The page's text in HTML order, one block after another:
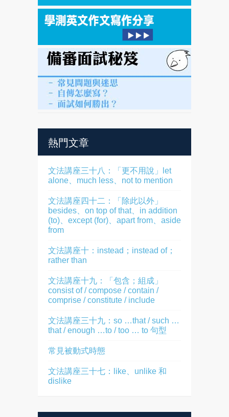
熱門文章
文法講座三十八：「更不用說」let
alone、much less、not to mention
文法講座四十二：「除此以外」
besides、on top of that、in addition
(to)、except (for)、apart from、aside
from
文法講座十：instead；instead of；
rather than
文法講座十九：「包含；組成」
consist of / compose / contain /
comprise / constitute / include
文法講座三十九：so …that / such …
that / enough …to / too … to 句型
常見被動式時態
文法講座三十七：like、unlike 和
dislike